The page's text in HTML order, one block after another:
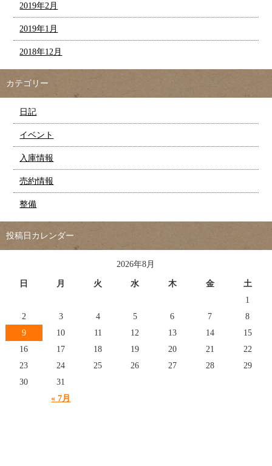
2019年2月
2019年1月
2018年12月
カテゴリー
日記
イベント
入庫情報
売約情報
整備
投稿日カレンダー
2026年8月
日 月 火 水 木 金 土
« 7月
1
2
3 4 5 6 7
8
9
10 11 12 13 14
15
16
17 18 19 20 21
22
23
24 25 26 27 28
29
30
31